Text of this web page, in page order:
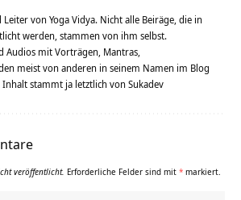
von Yoga Vidya. Nicht alle Beiräge, die in
werden, stammen von ihm selbst.
Audios mit Vorträgen, Mantras,
meist von anderen in seinem Namen im Blog
stammt ja letztlich von Sukadev
veröffentlicht. Erforderliche Felder sind mit * markiert.